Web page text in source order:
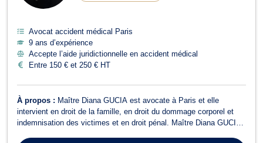
Avocat accident médical Paris
9 ans d’expérience
Accepte l’aide juridictionnelle en accident médical
Entre 150 € et 250 € HT
À propos : Maître Diana GUCIA est avocate à Paris et elle
intervient en droit de la famille, en droit du dommage corporel et
indemnisation des victimes et en droit pénal. Maître Diana GUCIA